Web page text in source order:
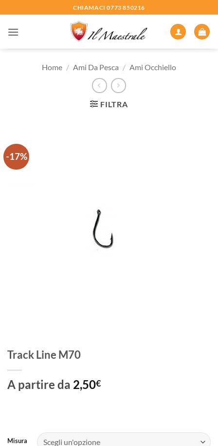
ai
contenuti
CHIAMACI 0773 850216
Home / Ami Da Pesca / Ami Occhiello
FILTRA
-17%
Track Line M70
A partire da 2,50€
Misura